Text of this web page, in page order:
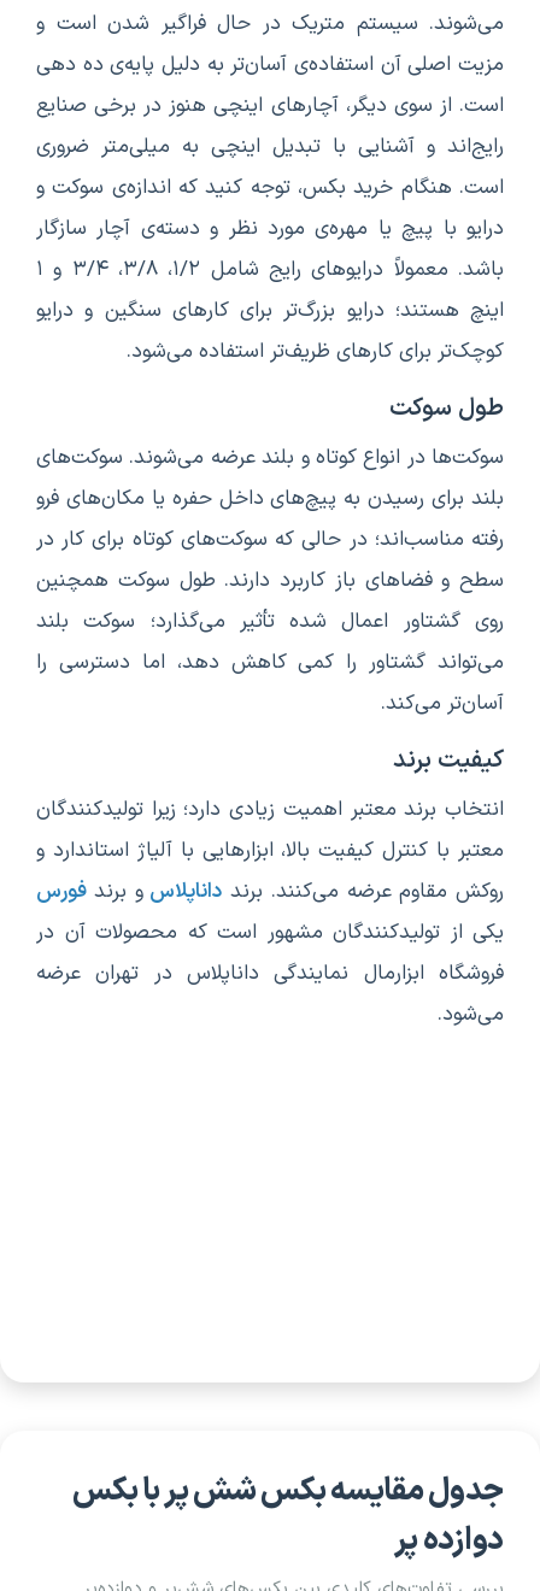
می‌شوند. سیستم متریک در حال فراگیر شدن است و
مزیت اصلی آن استفاده‌ی آسان‌تر به دلیل پایه‌ی ده دهی
است. از سوی دیگر، آچارهای اینچی هنوز در برخی صنایع
رایج‌اند و آشنایی با تبدیل اینچی به میلی‌متر ضروری
است. هنگام خرید بکس، توجه کنید که اندازه‌ی سوکت و
درایو با پیچ یا مهره‌ی مورد نظر و دسته‌ی آچار سازگار
باشد. معمولاً درایوهای رایج شامل ۱/۲، ۳/۸، ۳/۴ و ۱
اینچ هستند؛ درایو بزرگ‌تر برای کارهای سنگین و درایو
کوچک‌تر برای کارهای ظریف‌تر استفاده می‌شود.
طول سوکت
سوکت‌ها در انواع کوتاه و بلند عرضه می‌شوند. سوکت‌های
بلند برای رسیدن به پیچ‌های داخل حفره یا مکان‌های فرو
رفته مناسب‌اند؛ در حالی که سوکت‌های کوتاه برای کار در
سطح و فضاهای باز کاربرد دارند. طول سوکت همچنین
روی گشتاور اعمال شده تأثیر می‌گذارد؛ سوکت بلند
می‌تواند گشتاور را کمی کاهش دهد، اما دسترسی را
آسان‌تر می‌کند.
کیفیت برند
انتخاب برند معتبر اهمیت زیادی دارد؛ زیرا تولیدکنندگان
معتبر با کنترل کیفیت بالا، ابزارهایی با آلیاژ استاندارد و
روکش مقاوم عرضه می‌کنند. برند داناپلاسو برند فورس
یکی از تولیدکنندگان مشهور است که محصولات آن در
فروشگاه ابزارمال نمایندگی داناپلاس در تهران عرضه
می‌شود.
جدول مقایسه بکس شش پر با بکس
دوازده پر